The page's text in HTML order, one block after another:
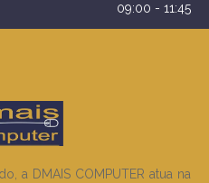
09:00 - 11:45
a DMAIS COMPUTER atua na